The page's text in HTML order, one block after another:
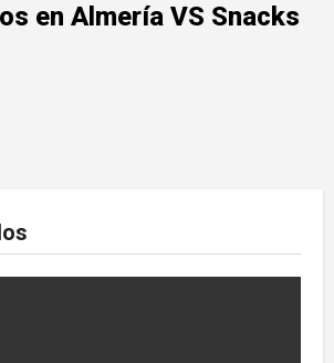
en Almería VS Snacks